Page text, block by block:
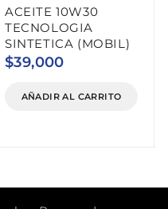
ACEITE 10W30
TECNOLOGIA
SINTETICA (MOBIL)
$39,000
AÑADIR AL CARRITO